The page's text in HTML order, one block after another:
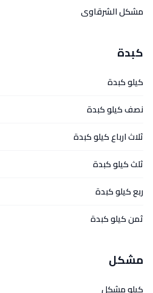
مشكل الشرقاوى
كبدة
كيلو كبدة
نصف كيلو كبدة
ثلاث ارباع كيلو كبدة
ثلث كيلو كبدة
ربع كيلو كبدة
ثمن كيلو كبدة
مشكل
كيلو مشكل